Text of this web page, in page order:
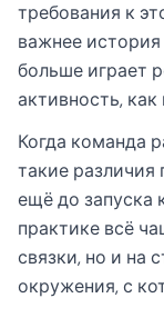
требования к
важнее история
больше играет
активность, как
Когда команда
такие различия
ещё до запуска
практике всё
связки, но и на
окружения, с